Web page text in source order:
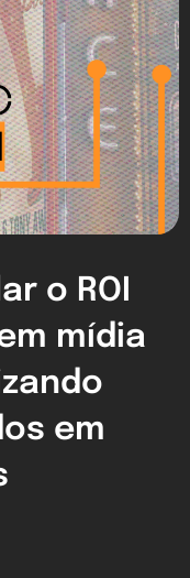
o ROI
mídia
em